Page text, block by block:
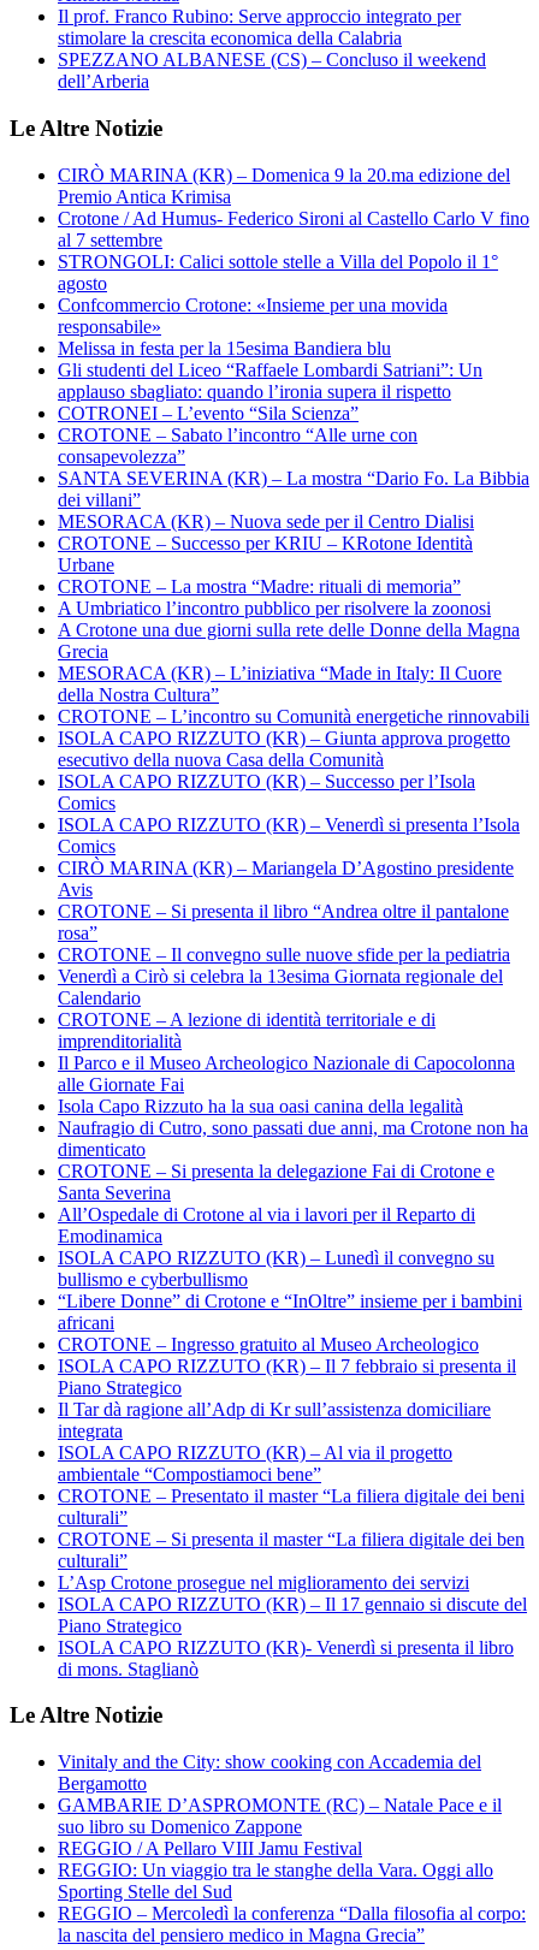
Il prof. Franco Rubino: Serve approccio integrato per
stimolare la crescita economica della Calabria
SPEZZANO ALBANESE (CS) – Concluso il weekend
dell’Arberia
Le Altre Notizie
CIRÒ MARINA (KR) – Domenica 9 la 20.ma edizione del
Premio Antica Krimisa
Crotone / Ad Humus- Federico Sironi al Castello Carlo V fino
al 7 settembre
STRONGOLI: Calici sottole stelle a Villa del Popolo il 1°
agosto
Confcommercio Crotone: «Insieme per una movida
responsabile»
Melissa in festa per la 15esima Bandiera blu
Gli studenti del Liceo “Raffaele Lombardi Satriani”: Un
applauso sbagliato: quando l’ironia supera il rispetto
COTRONEI – L’evento “Sila Scienza”
CROTONE – Sabato l’incontro “Alle urne con
consapevolezza”
SANTA SEVERINA (KR) – La mostra “Dario Fo. La Bibbia
dei villani”
MESORACA (KR) – Nuova sede per il Centro Dialisi
CROTONE – Successo per KRIU – KRotone Identità
Urbane
CROTONE – La mostra “Madre: rituali di memoria”
A Umbriatico l’incontro pubblico per risolvere la zoonosi
A Crotone una due giorni sulla rete delle Donne della Magna
Grecia
MESORACA (KR) – L’iniziativa “Made in Italy: Il Cuore
della Nostra Cultura”
CROTONE – L’incontro su Comunità energetiche rinnovabili
ISOLA CAPO RIZZUTO (KR) – Giunta approva progetto
esecutivo della nuova Casa della Comunità
ISOLA CAPO RIZZUTO (KR) – Successo per l’Isola
Comics
ISOLA CAPO RIZZUTO (KR) – Venerdì si presenta l’Isola
Comics
CIRÒ MARINA (KR) – Mariangela D’Agostino presidente
Avis
CROTONE – Si presenta il libro “Andrea oltre il pantalone
rosa”
CROTONE – Il convegno sulle nuove sfide per la pediatria
Venerdì a Cirò si celebra la 13esima Giornata regionale del
Calendario
CROTONE – A lezione di identità territoriale e di
imprenditorialità
Il Parco e il Museo Archeologico Nazionale di Capocolonna
alle Giornate Fai
Isola Capo Rizzuto ha la sua oasi canina della legalità
Naufragio di Cutro, sono passati due anni, ma Crotone non ha
dimenticato
CROTONE – Si presenta la delegazione Fai di Crotone e
Santa Severina
All’Ospedale di Crotone al via i lavori per il Reparto di
Emodinamica
ISOLA CAPO RIZZUTO (KR) – Lunedì il convegno su
bullismo e cyberbullismo
“Libere Donne” di Crotone e “InOltre” insieme per i bambini
africani
CROTONE – Ingresso gratuito al Museo Archeologico
ISOLA CAPO RIZZUTO (KR) – Il 7 febbraio si presenta il
Piano Strategico
Il Tar dà ragione all’Adp di Kr sull’assistenza domiciliare
integrata
ISOLA CAPO RIZZUTO (KR) – Al via il progetto
ambientale “Compostiamoci bene”
CROTONE – Presentato il master “La filiera digitale dei beni
culturali”
CROTONE – Si presenta il master “La filiera digitale dei ben
culturali”
L’Asp Crotone prosegue nel miglioramento dei servizi
ISOLA CAPO RIZZUTO (KR) – Il 17 gennaio si discute del
Piano Strategico
ISOLA CAPO RIZZUTO (KR)- Venerdì si presenta il libro
di mons. Staglianò
Le Altre Notizie
Vinitaly and the City: show cooking con Accademia del
Bergamotto
GAMBARIE D’ASPROMONTE (RC) – Natale Pace e il
suo libro su Domenico Zappone
REGGIO / A Pellaro VIII Jamu Festival
REGGIO: Un viaggio tra le stanghe della Vara. Oggi allo
Sporting Stelle del Sud
REGGIO – Mercoledì la conferenza “Dalla filosofia al corpo:
la nascita del pensiero medico in Magna Grecia”